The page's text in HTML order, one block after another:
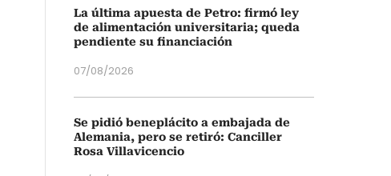
La última apuesta de Petro: firmó ley
de alimentación universitaria; queda
pendiente su financiación
07/08/2026
Se pidió beneplácito a embajada de
Alemania, pero se retiró: Canciller
Rosa Villavicencio